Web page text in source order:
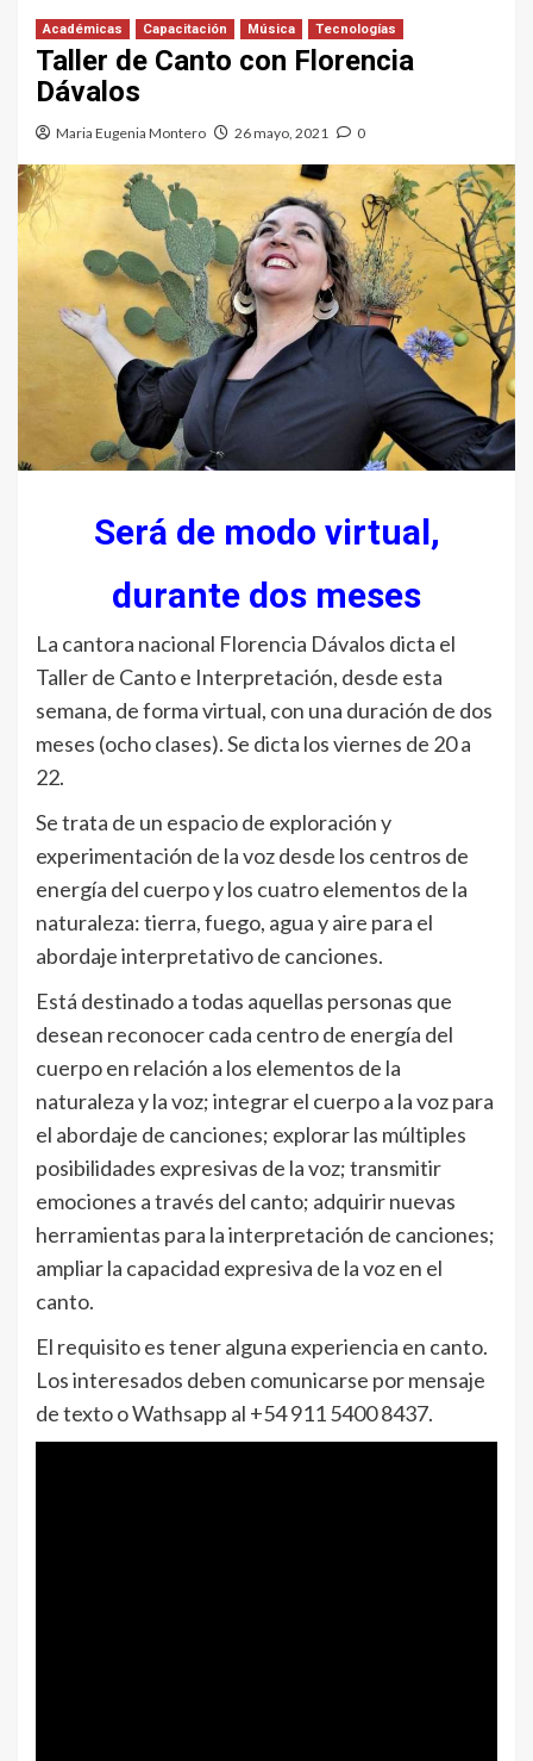
Académicas Capacitación Música Tecnologías
Taller de Canto con Florencia
Dávalos
Maria Eugenia Montero 26 mayo, 2021 0
Será de modo virtual,
durante dos meses
La cantora nacional Florencia Dávalos dicta el
Taller de Canto e Interpretación, desde esta
semana, de forma virtual, con una duración de dos
meses (ocho clases). Se dicta los viernes de 20 a
22.
Se trata de un espacio de exploración y
experimentación de la voz desde los centros de
energía del cuerpo y los cuatro elementos de la
naturaleza: tierra, fuego, agua y aire para el
abordaje interpretativo de canciones.
Está destinado a todas aquellas personas que
desean reconocer cada centro de energía del
cuerpo en relación a los elementos de la
naturaleza y la voz; integrar el cuerpo a la voz para
el abordaje de canciones; explorar las múltiples
posibilidades expresivas de la voz; transmitir
emociones a través del canto; adquirir nuevas
herramientas para la interpretación de canciones;
ampliar la capacidad expresiva de la voz en el
canto.
El requisito es tener alguna experiencia en canto.
Los interesados deben comunicarse por mensaje
de texto o Wathsapp al +54 911 5400 8437.